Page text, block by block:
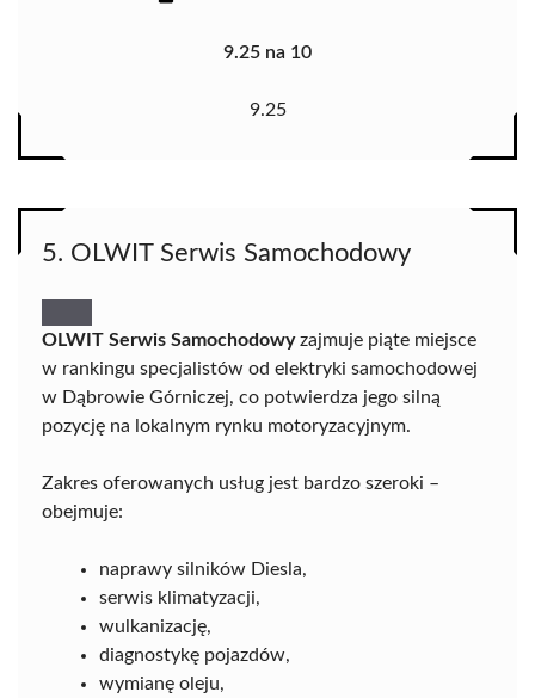
9.25 na 10
9.25
5. OLWIT Serwis Samochodowy
OLWIT Serwis Samochodowyzajmuje piąte miejsce
w rankingu specjalistów od elektryki samochodowej
w Dąbrowie Górniczej, co potwierdza jego silną
pozycję na lokalnym rynku motoryzacyjnym.
Zakres oferowanych usług jest bardzo szeroki –
obejmuje:
naprawy silników Diesla,
serwis klimatyzacji,
wulkanizację,
diagnostykę pojazdów,
wymianę oleju,